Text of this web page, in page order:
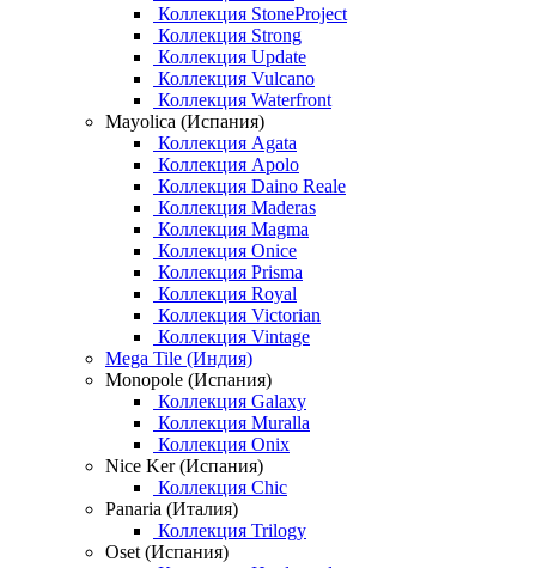
Коллекция StoneProject
Коллекция Strong
Коллекция Update
Коллекция Vulcano
Коллекция Waterfront
Mayolica (Испания)
Коллекция Agata
Коллекция Apolo
Коллекция Daino Reale
Коллекция Maderas
Коллекция Magma
Коллекция Onice
Коллекция Prisma
Коллекция Royal
Коллекция Victorian
Коллекция Vintage
Mega Tile (Индия)
Monopole (Испания)
Коллекция Galaxy
Коллекция Muralla
Коллекция Onix
Nice Ker (Испания)
Коллекция Chic
Panaria (Италия)
Коллекция Trilogy
Oset (Испания)